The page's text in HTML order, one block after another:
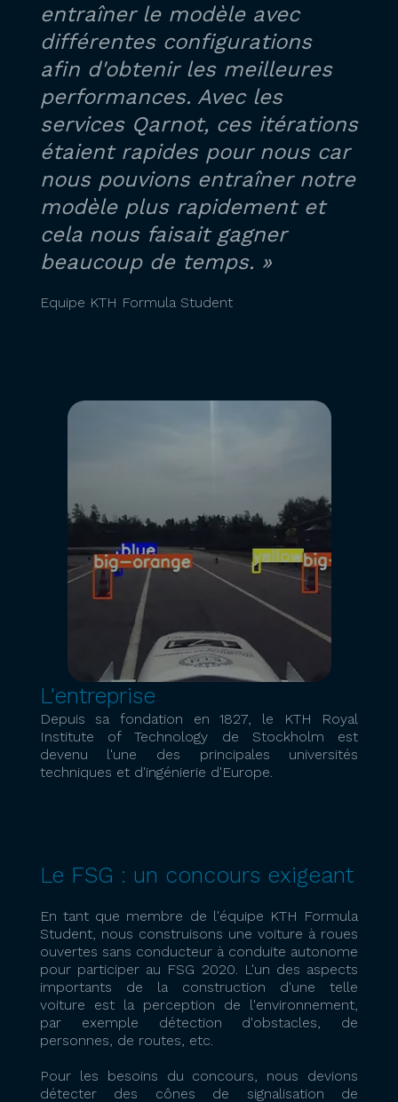
entraîner le modèle avec
différentes configurations
afin d'obtenir les meilleures
performances. Avec les
services Qarnot, ces itérations
étaient rapides pour nous car
nous pouvions entraîner notre
modèle plus rapidement et
cela nous faisait gagner
beaucoup de temps. »
Equipe KTH Formula Student
L'entreprise
Depuis sa fondation en 1827, le KTH Royal
Institute of Technology de Stockholm est
devenu l'une des principales universités
techniques et d'ingénierie d'Europe.
Le FSG : un concours exigeant
En tant que membre de l'équipe KTH Formula
Student, nous construisons une voiture à roues
ouvertes sans conducteur à conduite autonome
pour participer au FSG 2020. L'un des aspects
importants de la construction d'une telle
voiture est la perception de l'environnement,
par exemple détection d'obstacles, de
personnes, de routes, etc.
Pour les besoins du concours, nous devions
détecter des cônes de signalisation de